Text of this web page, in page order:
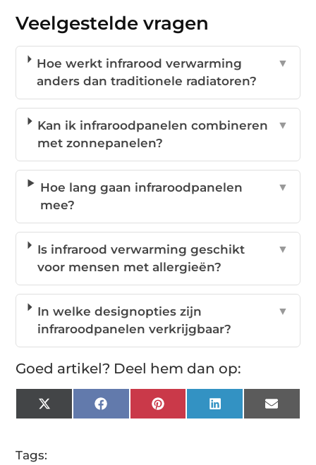
Veelgestelde vragen
Hoe werkt infrarood verwarming
anders dan traditionele radiatoren?
▼
Kan ik infraroodpanelen combineren
met zonnepanelen?
▼
Hoe lang gaan infraroodpanelen
mee?
▼
Is infrarood verwarming geschikt
voor mensen met allergieën?
▼
In welke designopties zijn
infraroodpanelen verkrijgbaar?
▼
Goed artikel? Deel hem dan op:
X
(Twitter)
FacebookPinterest LinkedIn Email
Tags: